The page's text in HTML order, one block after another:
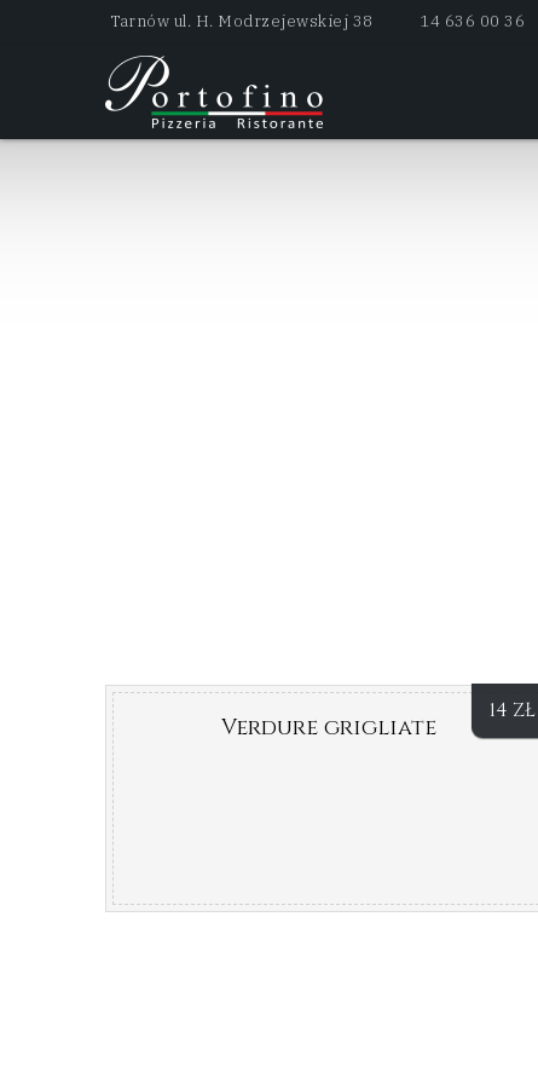
Tarnów ul. H. Modrzejewskiej 38 14 636 00 36
14 ZŁ
Verdure grigliate